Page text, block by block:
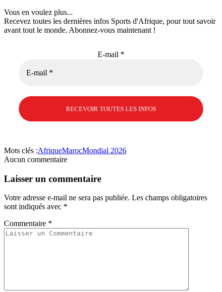
Vous en voulez plus...
Recevez toutes les dernières infos Sports d'Afrique, pour tout savoir
avant tout le monde. Abonnez-vous maintenant !
E-mail *
Mots clés :AfriqueMarocMondial 2026
Aucun commentaire
Laisser un commentaire
Votre adresse e-mail ne sera pas publiée. Les champs obligatoires
sont indiqués avec *
Commentaire *